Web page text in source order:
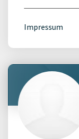
Impressum